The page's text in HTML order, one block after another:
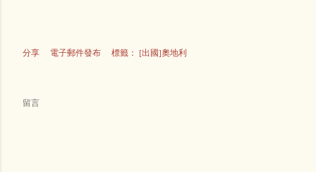
分享 電子郵件發布 標籤： [出國]奧地利
留言